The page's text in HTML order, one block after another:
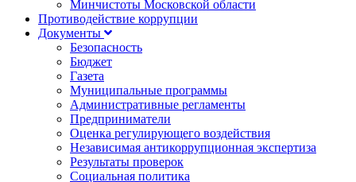
Минчистоты Московской области
Противодействие коррупции
Документы
Безопасность
Бюджет
Газета
Муниципальные программы
Административные регламенты
Предприниматели
Оценка регулирующего воздействия
Независимая антикоррупционная экспертиза
Результаты проверок
Социальная политика